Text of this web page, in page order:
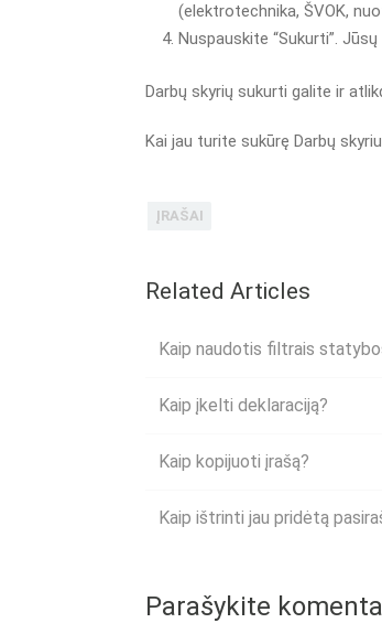
(elektrotechnika, ŠVOK,
Nuspauskite “Sukurti”.
Darbų skyrių sukurti galite ir
Kai jau turite sukūrę Darbų
ĮRAŠAI
Related Articles
Kaip naudotis filtrais
Kaip įkelti deklaraciją?
Kaip kopijuoti įrašą?
Kaip ištrinti jau pridėtą
Parašykite